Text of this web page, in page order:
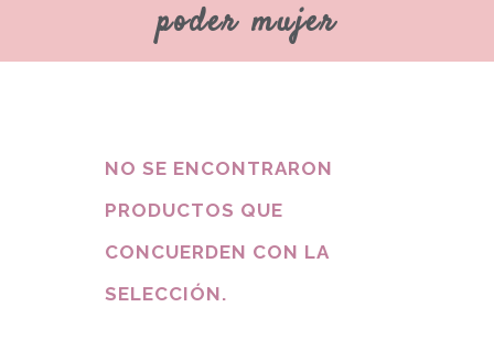
poder mujer
NO SE ENCONTRARON
PRODUCTOS QUE
CONCUERDEN CON LA
SELECCIÓN.